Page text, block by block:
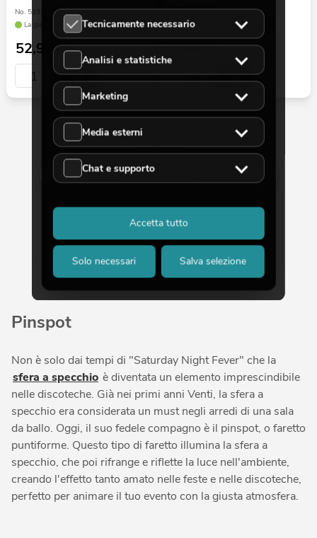
No. 51916146
La giacenza è di circa 12 sett.
52,90€
No. 51916211
La giacenza è di circa 12 sett.
7,50€
30 da 39
Mostra di più
Pinspot
Non è solo dai tempi di "Saturday Night Fever" che la
sfera a specchio è diventata un elemento imprescindibile
nelle discoteche. Già nei primi anni Venti, la sfera a
specchio era considerata un must negli arredi di una sala
da ballo. Oggi, il suo fedele compagno è il pinspot, o faretto
puntiforme. Questo tipo di faretto illumina la sfera a
specchio, che poi rifrange e riflette la luce nell'ambiente,
creando l'effetto tanto amato nelle feste e nelle discoteche,
perfetto per animare il tuo evento con la giusta atmosfera.
Tecnicamente necessario
Analisi e statistiche
Marketing
Media esterni
Chat e supporto
Solo necessari Salva selezione
Accetta tutto